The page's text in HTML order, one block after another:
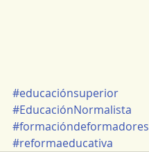
#educaciónsuperior
#EducaciónNormalista
#formacióndeformadores
#reformaeducativa